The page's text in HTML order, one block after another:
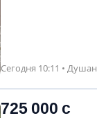
Сегодня 10:11 •
725 000 с